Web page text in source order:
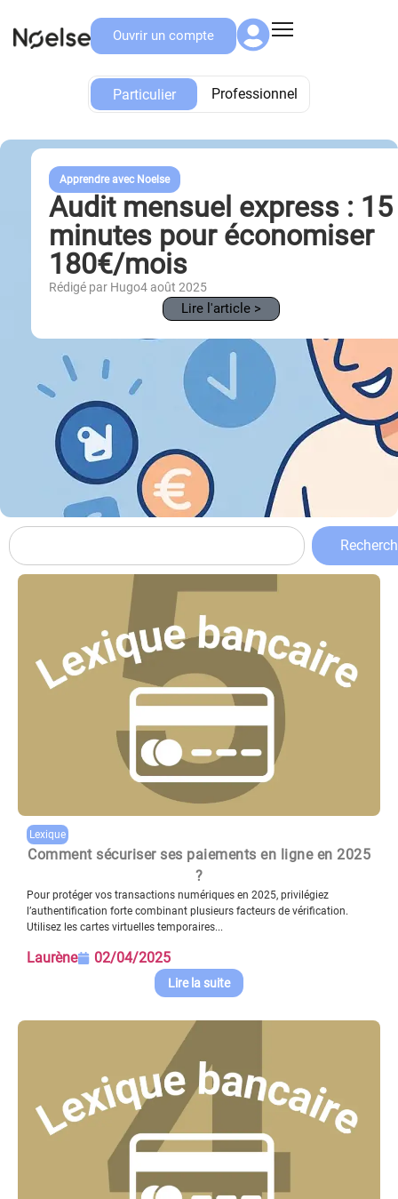
Ouvrir un compte
Particulier Professionnel
Particulier
Apprendre avec Noelse
Audit mensuel express : 15
minutes pour économiser
180€/mois
Rédigé par Hugo4 août 2025
Lire l'article >
Lexique
Comment sécuriser ses paiements en ligne en 2025
?
Pour protéger vos transactions numériques en 2025, privilégiez
l’authentification forte combinant plusieurs facteurs de vérification.
Utilisez les cartes virtuelles temporaires...
Laurène 02/04/2025
Lire la suite